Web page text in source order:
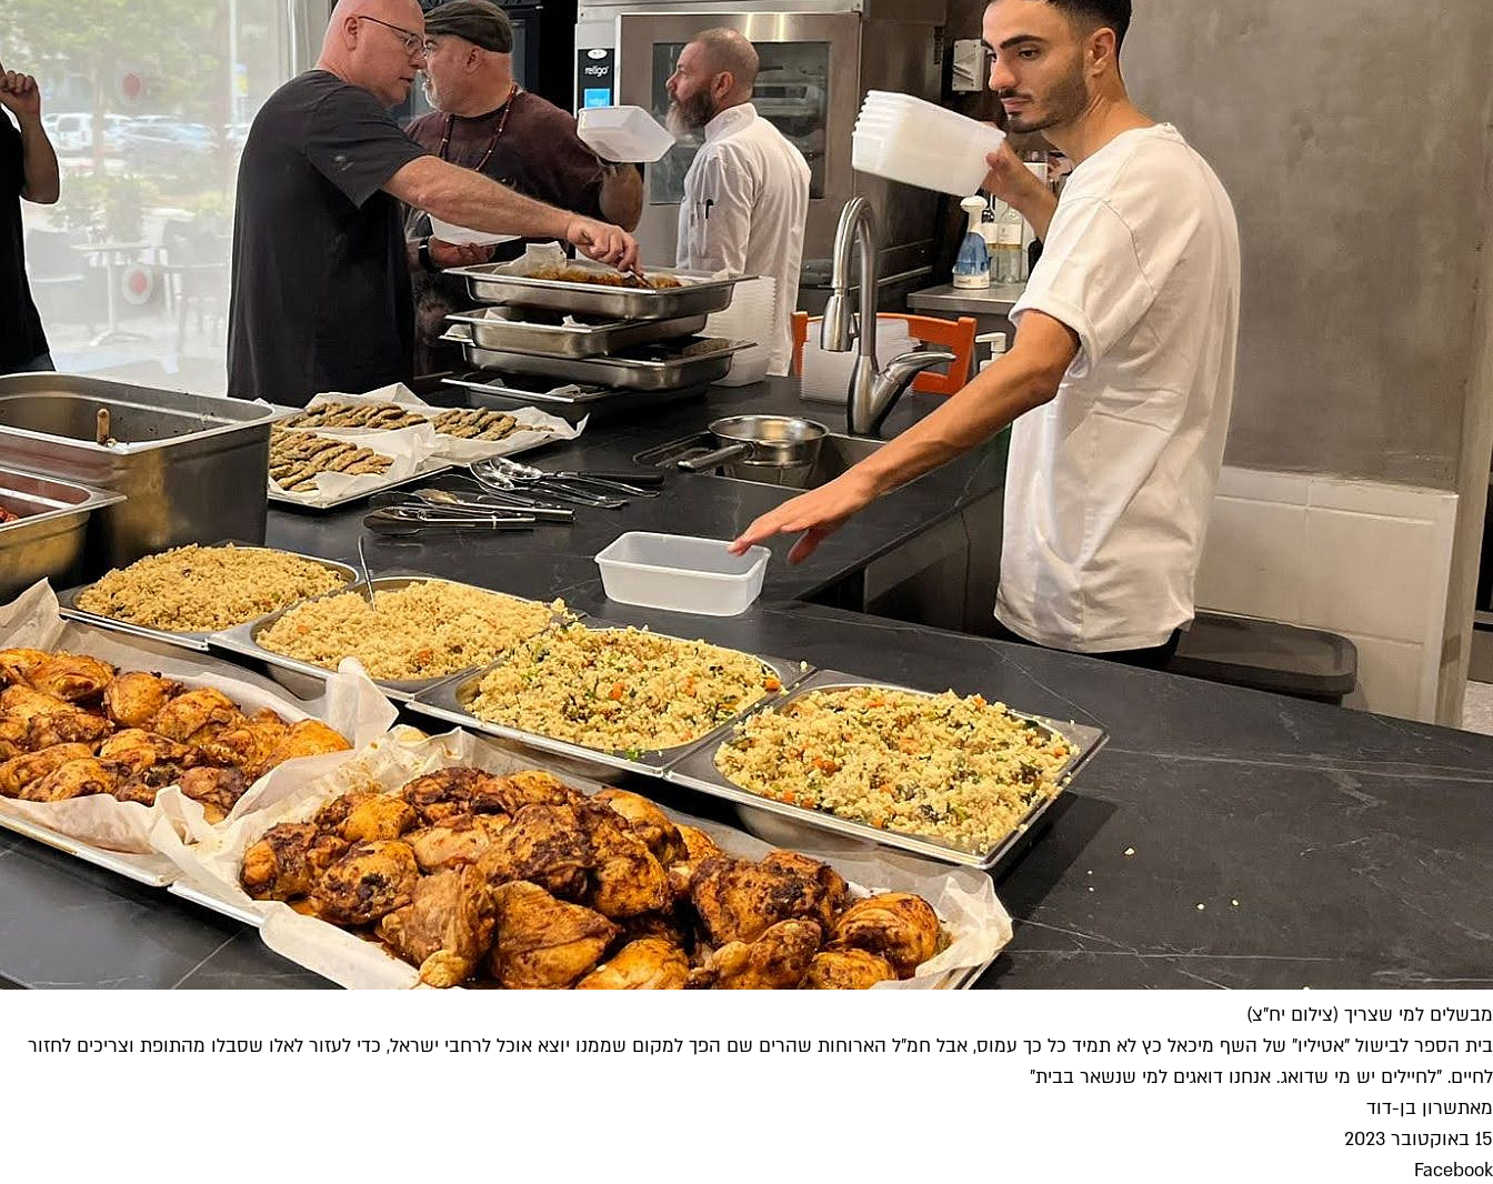
מבשלים למי שצריך (צילום יח"צ)
בית הספר לבישול "אטיליו" של השף מיכאל כץ לא תמיד כל כך עמוס, אבל חמ"ל הארוחות שהרים שם הפך למקום שממנו יוצא אוכל לרחבי ישראל, כדי לעזור לאלו שסבלו מהתופת וצריכים לחזור
לחיים. "לחיילים יש מי שדואג. אנחנו דואגים למי שנשאר בבית"
מאתשרון בן-דוד
15 באוקטובר 2023
Facebook